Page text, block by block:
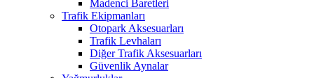
Madenci Baretleri
Trafik Ekipmanları
Otopark Aksesuarları
Trafik Levhaları
Diğer Trafik Aksesuarları
Güvenlik Aynalar